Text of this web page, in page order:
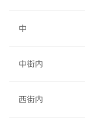
中
中街内
西街内